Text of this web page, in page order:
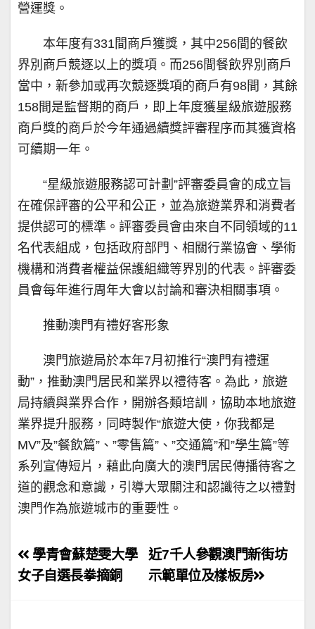
營運獎。
本年度有331間商戶獲獎，其中256間的餐飲
界別商戶競逐以上的獎項。而256間餐飲界別商戶
當中，新參加或再次競逐獎項的商戶有98間，其餘
158間是監督期的商戶，即上年度獲星級旅遊服務
商戶獎的商戶於今年通過續獎評審程序而其獲資格
可續期一年。
“星級旅遊服務認可計劃”評審委員會的成立旨
在確保評審的公平和公正，並為旅遊業界和消費者
提供認可的標準。評審委員會由來自不同領域的11
名代表組成，包括政府部門、相關行業協會、學術
機構和消費者權益保護組織等界別的代表。評審委
員會每年進行周年大會以討論和審決相關事項。
推動澳門有禮好客形象
澳門旅遊局於本年7月初推行“澳門有禮運
動”，推動澳門居民和業界以禮待客。為此，旅遊
局持續與業界合作，開辦各類培訓，協助本地旅遊
業界提升服務，同時製作“旅遊大使，你我都是
MV”及”餐飲篇”、”零售篇”、”交通篇”和”學生篇”等
系列宣傳短片，藉此向廣大的澳門居民傳播待客之
道的觀念和意識，引導大眾關注和認識待之以禮對
澳門作為旅遊城市的重要性。
文
章
近7千人參觀澳門新街坊
示範單位及樣板房
學青會蘇楚雯大學
女子自選長拳摘銅